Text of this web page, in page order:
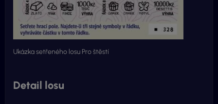
Ukázka setřeného losu Pro štěstí
Detail losu